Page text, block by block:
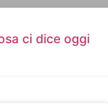
ci dice oggi